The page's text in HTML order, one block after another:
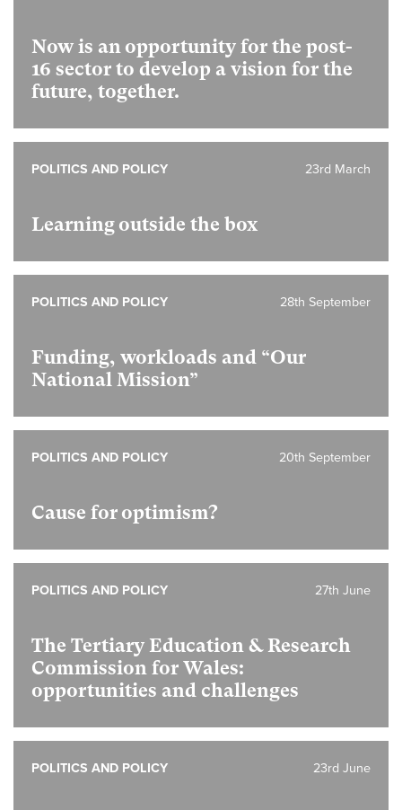
Now is an opportunity for the post-
16 sector to develop a vision for the
future, together.
Learning outside the box
23rd March
POLITICS AND POLICY
Funding, workloads and “Our
National Mission”
28th September
POLITICS AND POLICY
Cause for optimism?
20th September
POLITICS AND POLICY
The Tertiary Education & Research
Commission for Wales:
opportunities and challenges
27th June
POLITICS AND POLICY
23rd June
POLITICS AND POLICY